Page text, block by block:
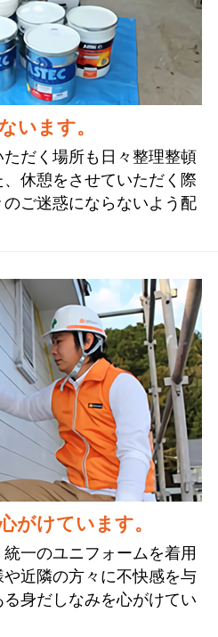
います。
だく場所も日々整理整頓
休憩をさせていただく際
ご迷惑にならないよう配
がけています。
一のユニフォームを着用
近隣の方々に不快感を与
身だしなみを心がけてい